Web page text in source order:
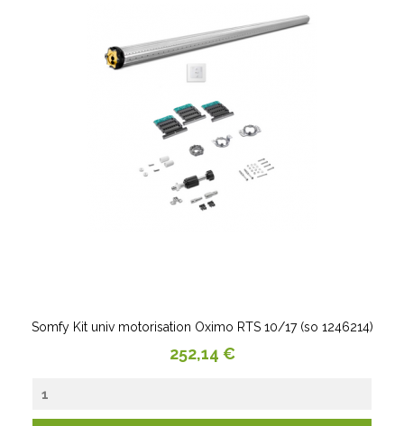
Somfy Kit univ motorisation Oximo RTS 10/17 (so 1246214)
Prix
252,14 €